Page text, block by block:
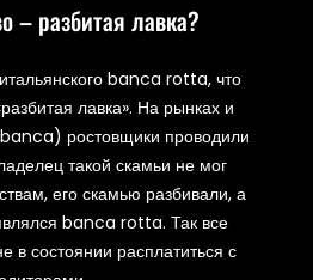
– разбитая лавка?
banca rotta, что
лавка». На рынках и
ростовщики проводили
такой скамьи не мог
его скамью разбивали, а
banca rotta. Так все
в состоянии расплатиться с